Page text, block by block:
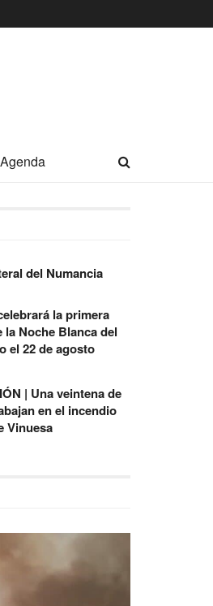
Agenda
del Numancia
la primera
la Noche Blanca del
el 22 de agosto
| Una veintena de
en el incendio
Vinuesa